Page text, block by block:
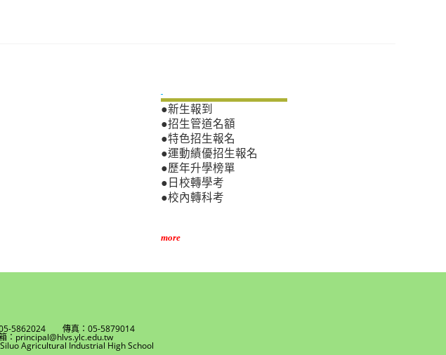
●新生報到
●招生管道名額
●特色招生報名
●運動績優招生報名
●歷年升學榜單
●日校轉學考
●校內轉科考
more
5862024 傳真：05-5879014
principal@hlvs.ylc.edu.tw
Agricultural Industrial High School